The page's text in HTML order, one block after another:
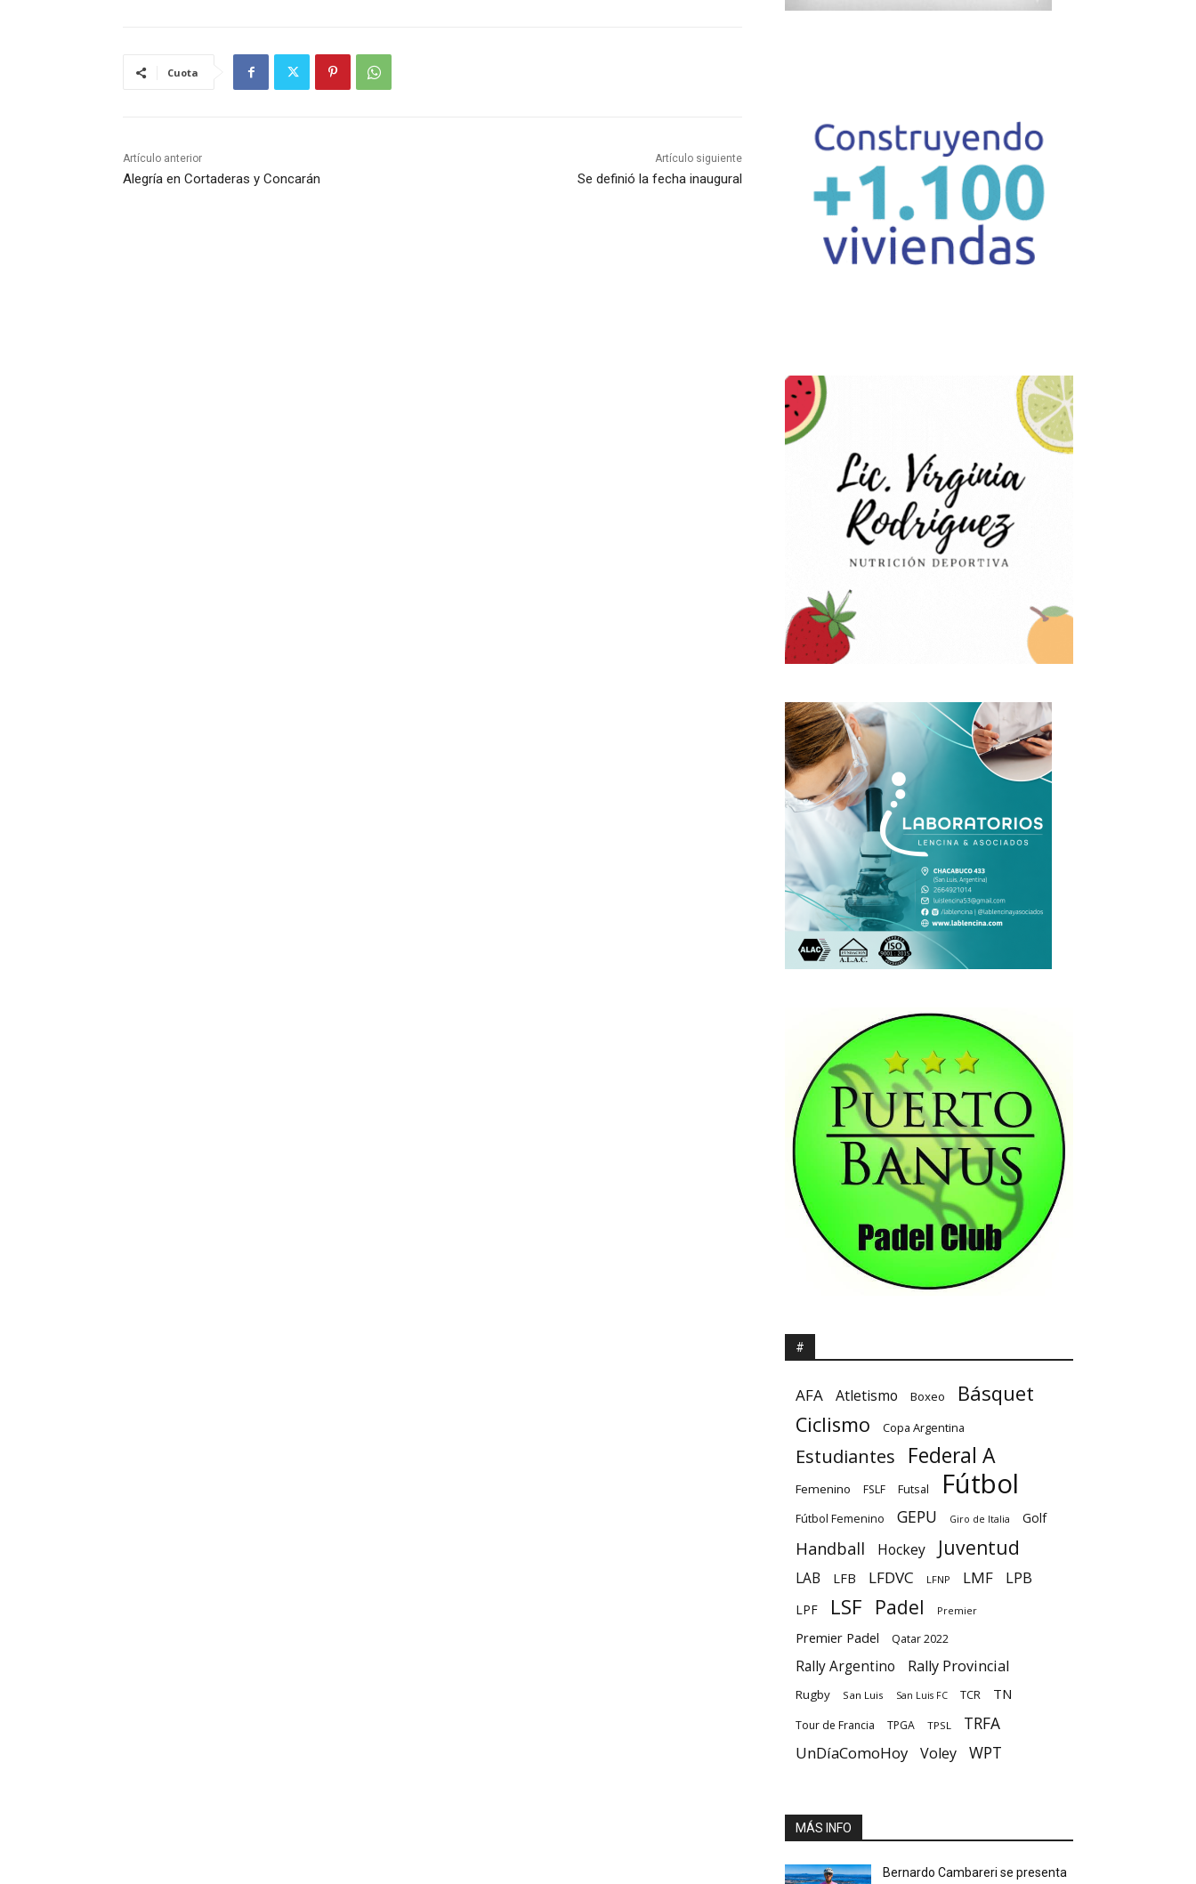
Cuota
Artículo anterior
Alegría en Cortaderas y Concarán
Artículo siguiente
Se definió la fecha inaugural
#
AFA Atletismo Boxeo Básquet
Ciclismo Copa Argentina
Estudiantes Federal A
Femenino FSLF Futsal Fútbol
Fútbol Femenino GEPU Giro de Italia Golf
Handball Hockey Juventud
LAB LFB LFDVC LFNP LMF LPB
LPF LSF Padel Premier
Premier Padel Qatar 2022
Rally Argentino Rally Provincial
Rugby San Luis San Luis FC TCR TN
Tour de Francia TPGA TPSL TRFA
UnDíaComoHoy Voley WPT
MÁS INFO
Bernardo Cambareri se presenta